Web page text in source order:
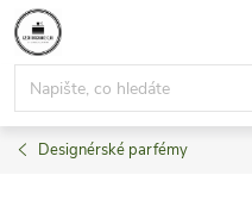
Přejít
na
obsah
Designérské parfémy